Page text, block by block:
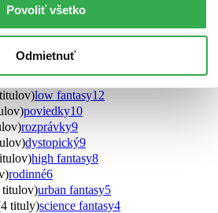
Povoliť všetko
Odmietnuť
sci-fi42
detektívky27
(18 titulov)magický realizmus
komiksy16
low fantasy12
poviedky10
rozprávky9
dystopický9
high fantasy8
rodinné6
titulov)urban fantasy5
tituly)science fantasy4